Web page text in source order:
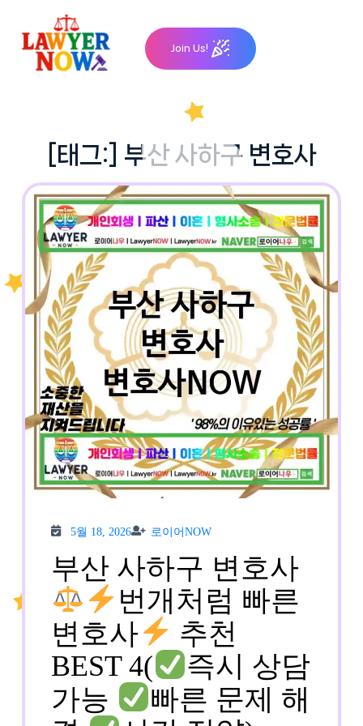
content
Join Us!
[태그:] 부산 사하구 변호사
5월 18, 2026
18,
2026
로이어NOW
어
NOW
부산 사하구 변호사
번개처럼 빠른
변호사
추천
BEST 4(
즉시 상담
가능
빠른 문제 해